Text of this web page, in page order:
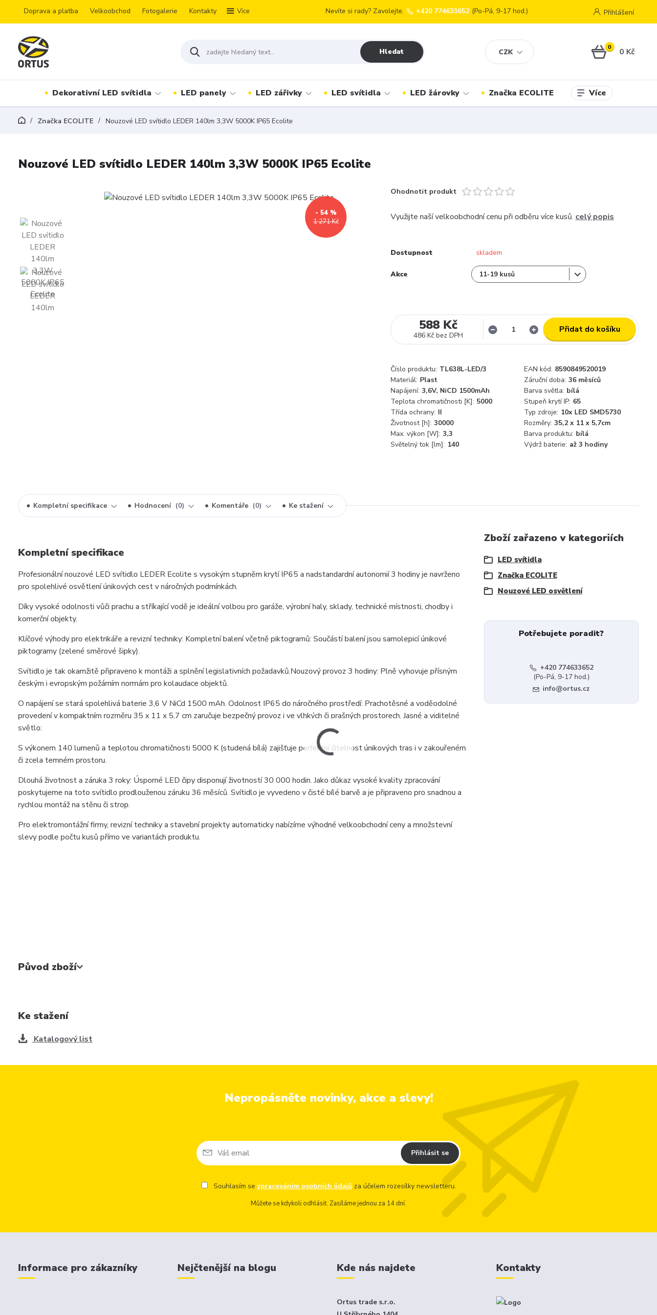
Doprava a platba Velkoobchod Fotogalerie Kontakty Více
CZK
Přihlášení
Hledat
Nevíte si rady? Zavolejte. +420 774633652 (Po-Pá, 9-17 hod.)
0 0 Kč
Dekorativní LED svítidla LED panely LED zářivky LED svítidla LED žárovky Značka ECOLITE Více
Značka ECOLITE Nouzové LED svítidlo LEDER 140lm 3,3W 5000K IP65 Ecolite
Nouzové LED svítidlo LEDER 140lm 3,3W 5000K IP65 Ecolite
1 271 Kč
- 54 %
Ohodnotit produkt
Využijte naší velkoobchodní cenu při odběru více kusů. celý popis
Dostupnost skladem
Akce
588 Kč
486 Kč bez DPH
Přidat do košíku
Číslo produktu: TL638L-LED/3 EAN kód: 8590849520019
Materiál: Plast Záruční doba: 36 měsíců
Napájení: 3,6V, NiCD 1500mAh Barva světla: bílá
Teplota chromatičnosti [K]: 5000 Stupeň krytí IP: 65
Třída ochrany: II Typ zdroje: 10x LED SMD5730
Životnost [h]: 30000 Rozměry: 35,2 x 11 x 5,7cm
Max. výkon [W]: 3,3 Barva produktu: bílá
Světelný tok [lm]: 140 Výdrž baterie: až 3 hodiny
Kompletní specifikace Hodnocení 0 Komentáře 0 Ke stažení
Kompletní specifikace
Profesionální nouzové LED svítidlo LEDER Ecolite s vysokým stupněm krytí IP65 a nadstandardní autonomií 3 hodiny je navrženo
pro spolehlivé osvětlení únikových cest v náročných podmínkách.
Díky vysoké odolnosti vůči prachu a stříkající vodě je ideální volbou pro garáže, výrobní haly, sklady, technické místnosti, chodby i
komerční objekty.
Klíčové výhody pro elektrikáře a revizní techniky: Kompletní balení včetně piktogramů: Součástí balení jsou samolepicí únikové
piktogramy (zelené směrové šipky).
Svítidlo je tak okamžitě připraveno k montáži a splnění legislativních požadavků.Nouzový provoz 3 hodiny: Plně vyhovuje přísným
českým i evropským požárním normám pro kolaudace objektů.
O napájení se stará spolehlivá baterie 3,6 V NiCd 1500 mAh. Odolnost IP65 do náročného prostředí: Prachotěsné a voděodolné
provedení v kompaktním rozměru 35 x 11 x 5,7 cm zaručuje bezpečný provoz i ve vlhkých či prašných prostorech. Jasné a viditelné
světlo:
S výkonem 140 lumenů a teplotou chromatičnosti 5000 K (studená bílá) zajišťuje perfektní čitelnost únikových tras i v zakouřeném
či zcela temném prostoru.
Dlouhá životnost a záruka 3 roky: Úsporné LED čipy disponují životností 30 000 hodin. Jako důkaz vysoké kvality zpracování
poskytujeme na toto svítidlo prodlouženou záruku 36 měsíců. Svítidlo je vyvedeno v čisté bílé barvě a je připraveno pro snadnou a
rychlou montáž na stěnu či strop.
Pro elektromontážní firmy, revizní techniky a stavební projekty automaticky nabízíme výhodné velkoobchodní ceny a množstevní
slevy podle počtu kusů přímo ve variantách produktu.
Původ zboží
Zboží zařazeno v kategoriích
LED svítidla
Značka ECOLITE
Nouzové LED osvětlení
Potřebujete poradit?
+420 774633652
(Po-Pá, 9-17 hod.)
info@ortus.cz
Ke stažení
Katalogový list
Nepropásněte novinky, akce a slevy!
Přihlásit se
Souhlasím se zpracováním osobních údajůza účelem rozesílky newsletteru.
Můžete se kdykoli odhlásit. Zasíláme jednou za 14 dní.
Informace pro zákazníky Nejčtenější na blogu Kde nás najdete
Ortus trade s.r.o.
Kontakty